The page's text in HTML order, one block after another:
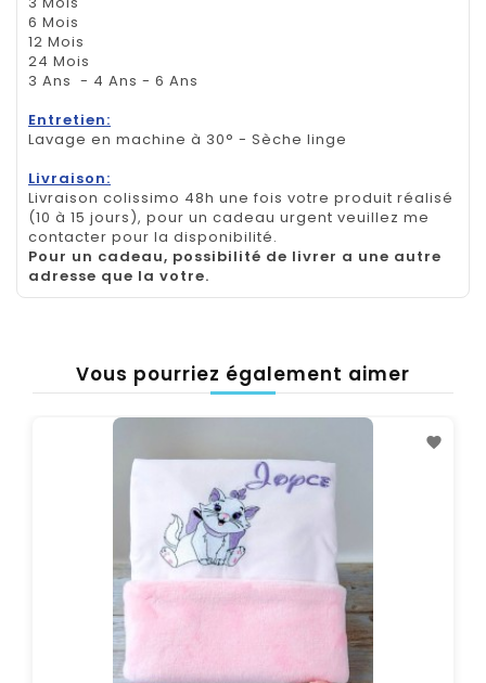
6 Mois
12 Mois
24 Mois
3 Ans - 4 Ans - 6 Ans
Entretien:
Lavage en machine à 30° - Sèche linge
Livraison:
Livraison colissimo 48h une fois votre produit réalisé
(10 à 15 jours), pour un cadeau urgent veuillez me
contacter pour la disponibilité.
Pour un cadeau, possibilité de livrer a une autre
adresse que la votre.
Vous pourriez également aimer